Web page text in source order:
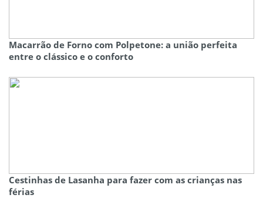
Macarrão de Forno com Polpetone: a união perfeita
entre o clássico e o conforto
Cestinhas de Lasanha para fazer com as crianças nas
férias